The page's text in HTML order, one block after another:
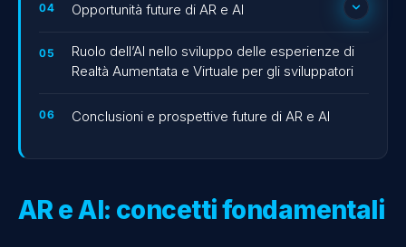
Marketing e retail
Navigazione e turismo
Opportunità future di AR e AI
Miglioramento dell’esperienza utente
Convergenza con altre tecnologie
Espansione dell’utilizzo industriale
Ruolo dell’AI nello sviluppo delle esperienze di
Realtà Aumentata e Virtuale per gli sviluppatori
Conclusioni e prospettive future di AR e AI
AR e AI: concetti fondamentali